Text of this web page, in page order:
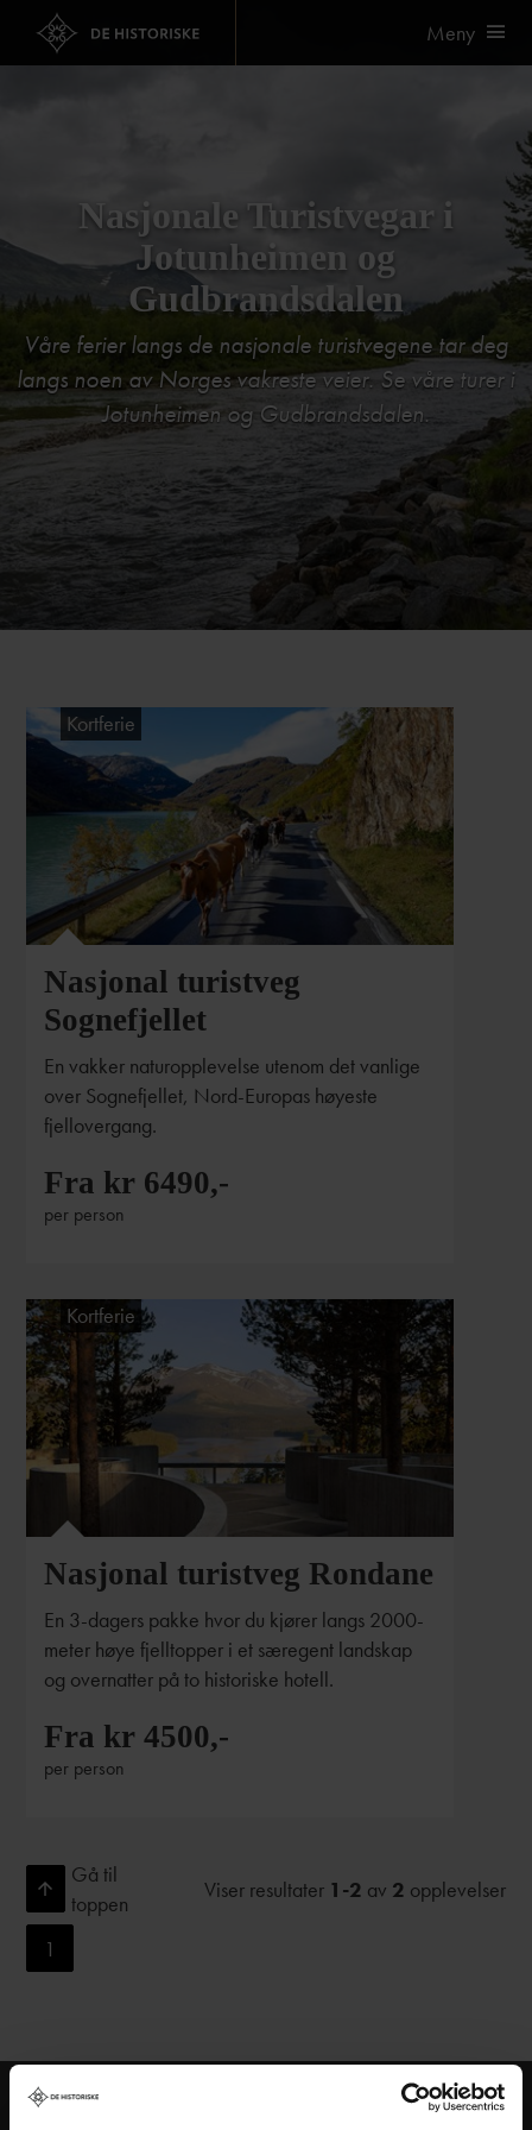
Meny
Nasjonale Turistvegar i
Jotunheimen og
Gudbrandsdalen
Våre ferier langs de nasjonale turistvegene tar deg
langs noen av Norges vakreste veier. Se våre turer i
Jotunheimen og Gudbrandsdalen.
Kortferie
Foto: Werner Harstad, Statens vegvesen
Nasjonal turistveg
Sognefjellet
En vakker naturopplevelse utenom det vanlige
over Sognefjellet, Nord-Europas høyeste
fjellovergang.
Fra kr 6490,-
per person
Kortferie
Jørn Hagen / Statens vegvesen
Nasjonal turistveg Rondane
En 3-dagers pakke hvor du kjører langs 2000-
meter høye fjelltopper i et særegent landskap
og overnatter på to historiske hotell.
Fra kr 4500,-
per person
Gå til
toppen
Viser resultater 1-2 av 2 opplevelser
1